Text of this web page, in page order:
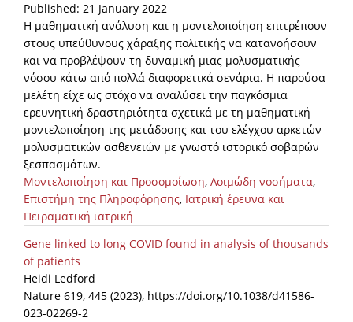
Helpdesks
Telephone & email Directory
Access to EKT
Published: 21 January 2022
Η μαθηματική ανάλυση και η μοντελοποίηση επιτρέπουν
στους υπεύθυνους χάραξης πολιτικής να κατανοήσουν
και να προβλέψουν τη δυναμική μιας μολυσματικής
νόσου κάτω από πολλά διαφορετικά σενάρια. Η παρούσα
μελέτη είχε ως στόχο να αναλύσει την παγκόσμια
ερευνητική δραστηριότητα σχετικά με τη μαθηματική
μοντελοποίηση της μετάδοσης και του ελέγχου αρκετών
μολυσματικών ασθενειών με γνωστό ιστορικό σοβαρών
ξεσπασμάτων.
Μοντελοποίηση και Προσομοίωση, Λοιμώδη νοσήματα,
Επιστήμη της Πληροφόρησης, Ιατρική έρευνα και
Πειραματική ιατρική
Gene linked to long COVID found in analysis of thousands
of patients
Heidi Ledford
Nature 619, 445 (2023), https://doi.org/10.1038/d41586-
023-02269-2